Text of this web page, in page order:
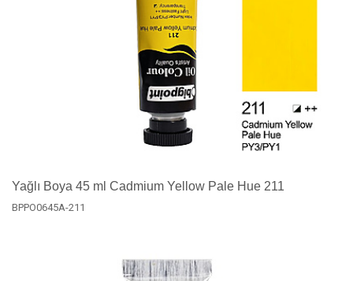
Yağlı Boya 45 ml Cadmium Yellow Pale Hue 211
BPPO0645A-211